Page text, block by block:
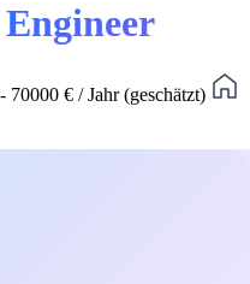
70000 € / Jahr (geschätzt)